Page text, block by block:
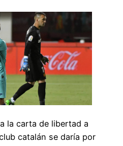
la carta de libertad a
catalán se daría por